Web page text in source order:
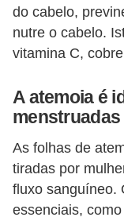
do cabelo,
nutre o cabelo.
vitamina C,
A atemoia é
menstruadas
As folhas de
tiradas por
fluxo sanguíneo.
essenciais,